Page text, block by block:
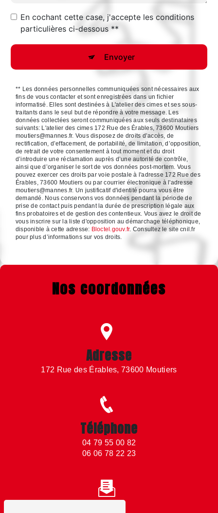
En cochant cette case, j'accepte les conditions
particulières ci-dessous **
Envoyer
** Les données personnelles communiquées sont nécessaires aux
fins de vous contacter et sont enregistrées dans un fichier
informatisé. Elles sont destinées à L'atelier des cimes et ses sous-
traitants dans le seul but de répondre à votre message. Les
données collectées seront communiquées aux seuls destinataires
suivants: L'atelier des cimes 172 Rue des Érables, 73600 Moutiers
moutiers@mannes.fr. Vous disposez de droits d’accès, de
rectification, d’effacement, de portabilité, de limitation, d’opposition,
de retrait de votre consentement à tout moment et du droit
d’introduire une réclamation auprès d’une autorité de contrôle,
ainsi que d’organiser le sort de vos données post-mortem. Vous
pouvez exercer ces droits par voie postale à l'adresse 172 Rue des
Érables, 73600 Moutiers ou par courrier électronique à l'adresse
moutiers@mannes.fr. Un justificatif d'identité pourra vous être
demandé. Nous conservons vos données pendant la période de
prise de contact puis pendant la durée de prescription légale aux
fins probatoires et de gestion des contentieux. Vous avez le droit de
vous inscrire sur la liste d'opposition au démarchage téléphonique,
disponible à cette adresse: Bloctel.gouv.fr. Consultez le site cnil.fr
pour plus d’informations sur vos droits.
Nos coordonnées
Adresse
172 Rue des Érables, 73600 Moutiers
Téléphone
04 79 55 00 82
06 06 78 22 23